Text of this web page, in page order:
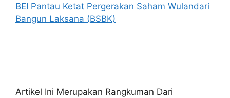
BEI Pantau Ketat Pergerakan Saham Wulandari
Bangun Laksana (BSBK)
Artikel Ini Merupakan Rangkuman Dari